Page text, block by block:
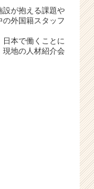
設が抱える課題や
の外国籍スタッフ
日本で働くことに
地の人材紹介会